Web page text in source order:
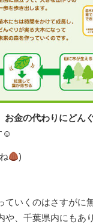
お金の代わりにどん
☺
)
ていくのはさすがに
、千葉県内にもあり